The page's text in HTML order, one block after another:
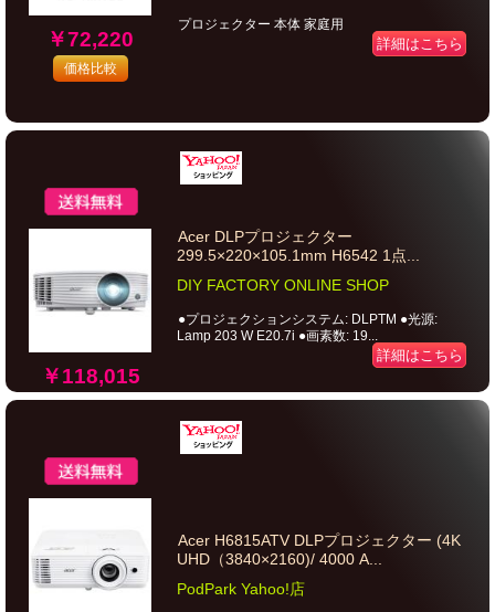
￥72,220
価格比較
プロジェクター 本体 家庭用
詳細はこちら
￥118,015
Acer DLPプロジェクター
299.5×220×105.1mm H6542 1点...
DIY FACTORY ONLINE SHOP
●プロジェクションシステム: DLPTM ●光源:
Lamp 203 W E20.7i ●画素数: 19...
詳細はこちら
Acer H6815ATV DLPプロジェクター (4K
UHD（3840×2160)/ 4000 A...
PodPark Yahoo!店